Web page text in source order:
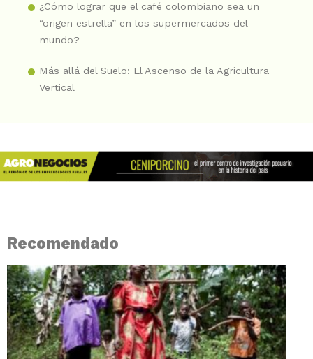
¿Cómo lograr que el café colombiano sea un
“origen estrella” en los supermercados del
mundo?
Más allá del Suelo: El Ascenso de la Agricultura
Vertical
Recomendado